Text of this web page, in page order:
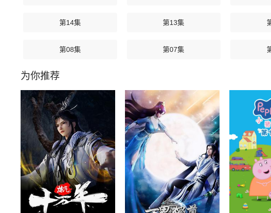
第14集 第13集
第08集 第07集
第02集
为你推荐